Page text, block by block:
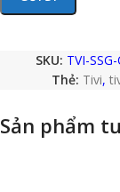
SKU: TVI-
Thẻ: Tivi,
Sản phẩm